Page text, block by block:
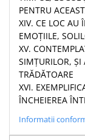
PENTRU
XIV. CE LOC AU
EMOŢIILE,
XV.
SIMŢURILOR,
TRĂDĂTOARE
XVI.
ÎNCHEIEREA
Informatii